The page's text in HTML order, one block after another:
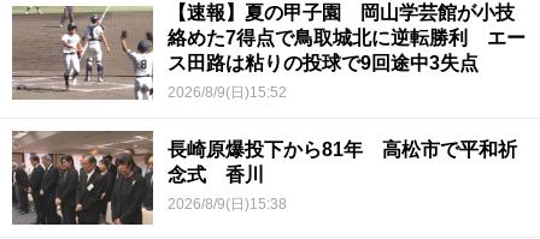
【速報】夏の甲子園 岡山学芸館が小技
絡めた7得点で鳥取城北に逆転勝利 エー
ス田路は粘りの投球で9回途中3失点
2026/8/9(日)15:52
長崎原爆投下から81年 高松市で平和祈
念式 香川
2026/8/9(日)15:38